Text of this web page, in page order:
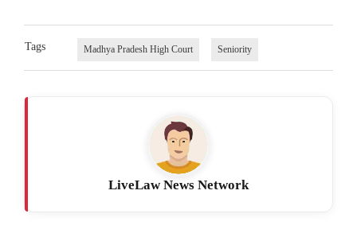
Tags Madhya Pradesh High Court Seniority
LiveLaw News Network